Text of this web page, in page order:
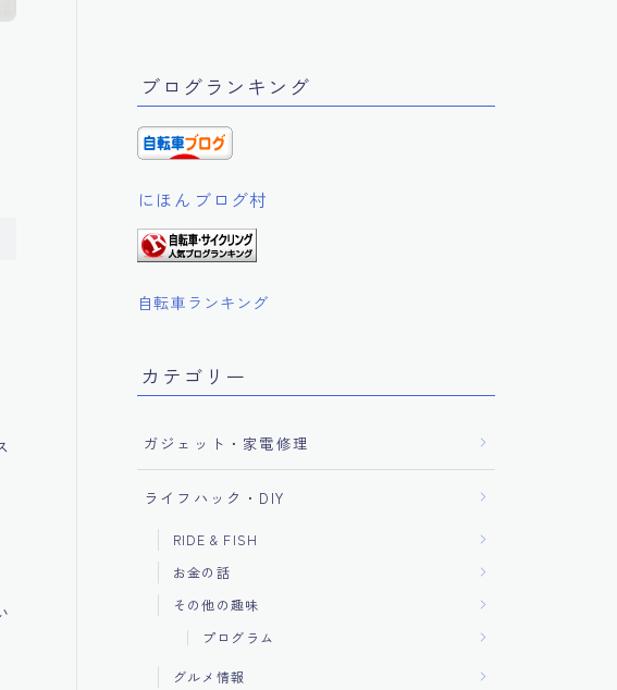
ブログランキング
にほんブログ村
自転車ランキング
カテゴリー
ガジェット・家電修理
ライフハック・DIY
RIDE & FISH
お金の話
その他の趣味
プログラム
グルメ情報